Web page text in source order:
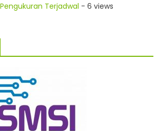
Terjadwal - 6 views